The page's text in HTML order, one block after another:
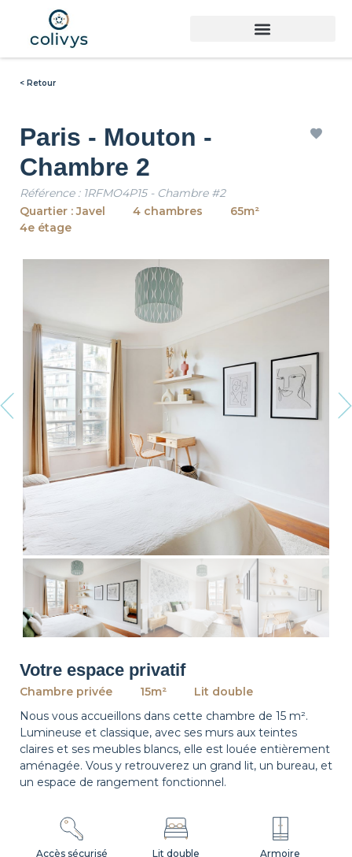
< Retour
Paris - Mouton -
Chambre 2
Référence : 1RFMO4P15 - Chambre #2
Quartier : Javel
4 chambres
65m²
4e étage
Votre espace privatif
Chambre privée 15m²
Lit double
Nous vous accueillons dans cette chambre de 15 m².
Lumineuse et classique, avec ses murs aux teintes
claires et ses meubles blancs, elle est louée entièrement
aménagée. Vous y retrouverez un grand lit, un bureau, et
un espace de rangement fonctionnel.
Armoire
Accès sécurisé Lit double